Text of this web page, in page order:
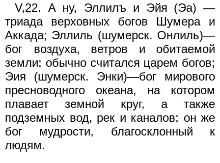
V,22. А ну, Эллилъ и Эйя (Эа) —
триада верховных богов Шумера и
Аккада; Эллиль (шумерск. Онлиль)—
бог воздуха, ветров и обитаемой
земли; обычно считался царем богов;
Эия (шумерск. Энки)—бог мирового
пресноводного океана, на котором
плавает земной круг, а также
подземных вод, рек и каналов; он же
бог мудрости, благосклонный к
людям.